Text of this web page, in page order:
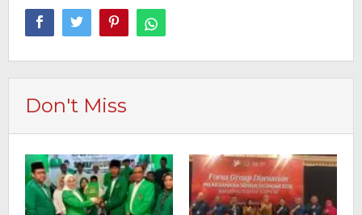
Don't Miss